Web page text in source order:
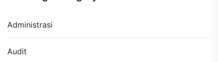
Administrasi
Audit